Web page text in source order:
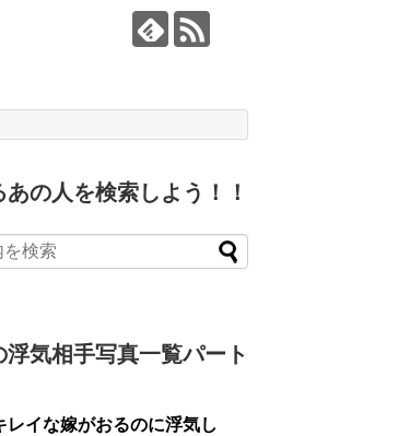
の人を検索しよう！！
浮気相手写真一覧パート
レイな嫁がおるのに浮気し